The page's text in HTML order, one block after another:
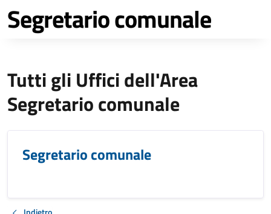
Segretario comunale
Tutti gli Uffici dell'Area
Segretario comunale
Segretario comunale